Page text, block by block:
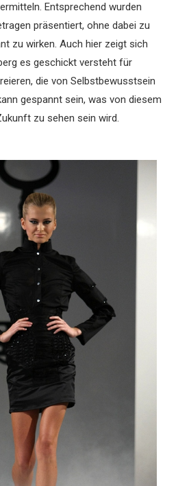
Entsprechend wurden
präsentiert, ohne dabei zu
zu wirken. Auch hier zeigt sich
es geschickt versteht für
die von Selbstbewusstsein
gespannt sein, was von diesem
zu sehen sein wird.